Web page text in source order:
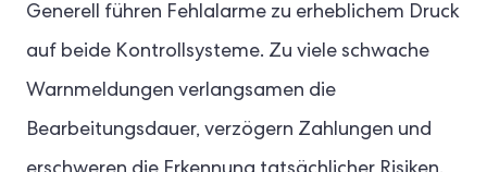
Generell führen Fehlalarme zu erheblichem Druck
auf beide Kontrollsysteme. Zu viele schwache
Warnmeldungen verlangsamen die
Bearbeitungsdauer, verzögern Zahlungen und